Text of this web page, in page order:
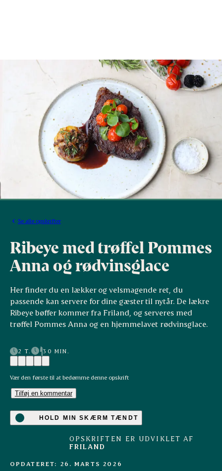
Se alle opskrifter
Ribeye med trøffel Pommes
Anna og rødvinsglace
Her finder du en lækker og velsmagende ret, du
passende kan servere for dine gæster til nytår. De lækre
Ribeye bøffer kommer fra Friland, og serveres med
trøffel Pommes Anna og en hjemmelavet rødvinsglace.
2 T. 30 MIN.
Vær den første til at bedømme denne opskrift
Tilføj en kommentar
HOLD MIN SKÆRM TÆNDT
OPSKRIFTEN ER UDVIKLET AF
FRILAND
OPDATERET: 26. MARTS 2026